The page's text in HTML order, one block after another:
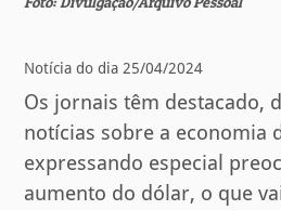
Notícia do dia 25/04/2024
Os jornais têm destacado,
notícias sobre a economia
expressando especial
aumento do dólar, o que